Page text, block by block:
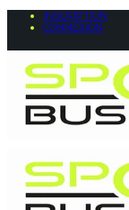
INSCRIPTION
CONNEXION